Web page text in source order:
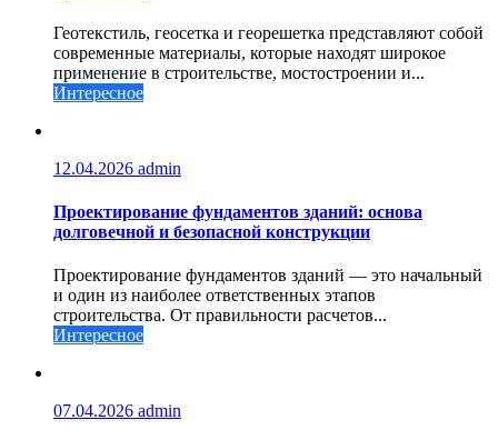
Геотекстиль, геосетка и георешетка представляют собой
современные материалы, которые находят широкое
применение в строительстве, мостостроении и...
Интересное
12.04.2026 admin
Проектирование фундаментов зданий: основа
долговечной и безопасной конструкции
Проектирование фундаментов зданий — это начальный
и один из наиболее ответственных этапов
строительства. От правильности расчетов...
Интересное
07.04.2026 admin